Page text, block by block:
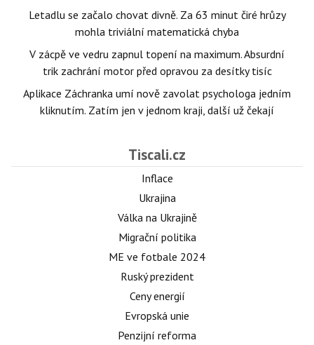
Letadlu se začalo chovat divně. Za 63 minut čiré hrůzy
mohla triviální matematická chyba
V zácpě ve vedru zapnul topení na maximum. Absurdní
trik zachrání motor před opravou za desítky tisíc
Aplikace Záchranka umí nově zavolat psychologa jedním
kliknutím. Zatím jen v jednom kraji, další už čekají
Tiscali.cz
Inflace
Ukrajina
Válka na Ukrajině
Migrační politika
ME ve fotbale 2024
Ruský prezident
Ceny energií
Evropská unie
Penzijní reforma